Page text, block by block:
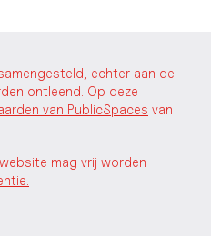
echter aan de
ontleend. Op deze
van PublicSpaces van
mag vrij worden